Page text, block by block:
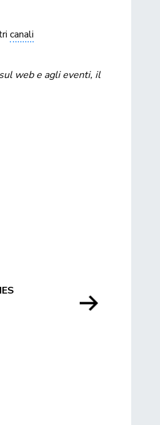
canali
web e agli eventi, il